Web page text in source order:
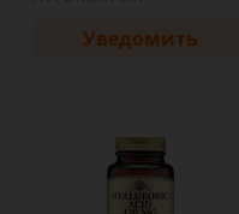
Уведомить